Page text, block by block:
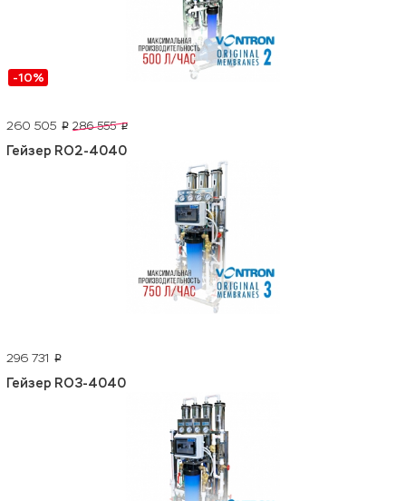
-10%
260 505 p 286 555 p
Гейзер RO2-4040
296 731 p
Гейзер RO3-4040